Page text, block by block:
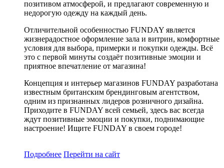
позитивом атмосферой, и предлагают современную и
недорогую одежду на каждый день.
Отличительной особенностью FUNDAY является
жизнерадостное оформление зала и витрин, комфортные
условия для выбора, примерки и покупки одежды. Всё
это с первой минуты создаёт позитивные эмоции и
приятное впечатление от магазина!
Концепция и интерьер магазинов FUNDAY разработана
известным британским брендинговым агентством,
одним из признанных лидеров розничного дизайна.
Приходите в FUNDAY всей семьей, здесь вас всегда
ждут позитивные эмоции и покупки, поднимающие
настроение! Ищите FUNDAY в своем городе!
Подробнее Перейти на сайт